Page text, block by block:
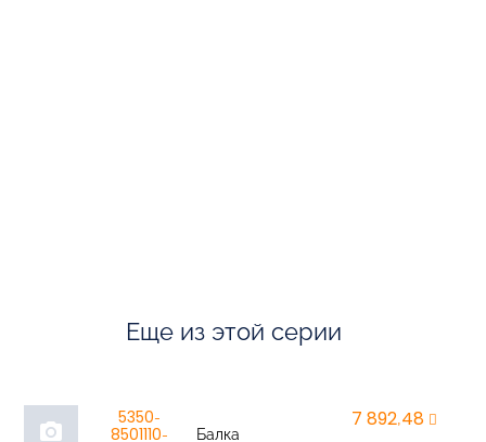
Еще из этой серии
photo_camera
5350-
8501110-
Балка
7 892,48